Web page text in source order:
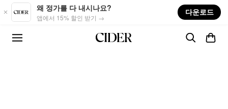
Skip to main content
왜 정가를 다 내시나요?
앱에서 15% 할인 받기 →
다운로드